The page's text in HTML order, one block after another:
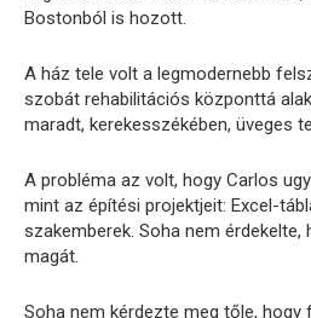
Bostonból is hozott.
A ház tele volt a legmodernebb
szobát rehabilitációs központtá
maradt, kerekesszékében, üveges
A probléma az volt, hogy Carlos
mint az építési projektjeit: Excel-
szakemberek. Soha nem érdekelte,
magát.
Soha nem kérdezte meg tőle, hogy